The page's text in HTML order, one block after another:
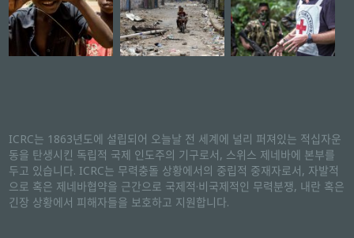
ICRC는 1863년도에 설립되어 오늘날 전 세계에 널리 퍼져있는 적십자운
동을 탄생시킨 독립적 국제 인도주의 기구로서, 스위스 제네바에 본부를
두고 있습니다. ICRC는 무력충돌 상황에서의 중립적 중재자로서, 자발적
으로 혹은 제네바협약을 근간으로 국제적·비국제적인 무력분쟁, 내란 혹은
긴장 상황에서 피해자들을 보호하고 지원합니다.